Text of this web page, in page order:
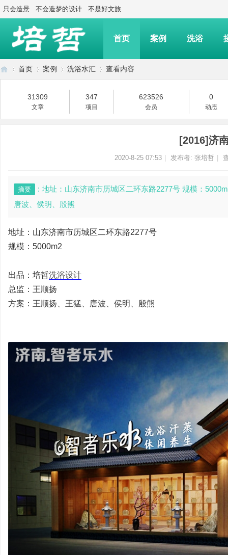
只会造景 不会造梦的设计 不是好文旅
首页 案例 洗浴
首页 案例 洗浴水汇
›
查看内容
31309
文章
347
项目
623526
会员
0
动态
[2016]济
2020-8-25 07:53 发布者: 张培哲
摘要
: 地址：山东济南市历城区二环东路2277号 规模：
唐波、侯明、殷熊
地址：山东济南市历城区二环东路2277号
规模：5000m2
出品：培哲洗浴设计
总监：王顺扬
方案：王顺扬、王猛、唐波、侯明、殷熊